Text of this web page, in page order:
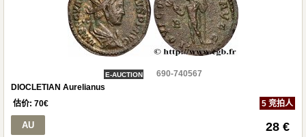
E-AUCTION
690-740567
DIOCLETIAN Aurelianus
估价: 70€ 5 竞拍人
AU 28 €